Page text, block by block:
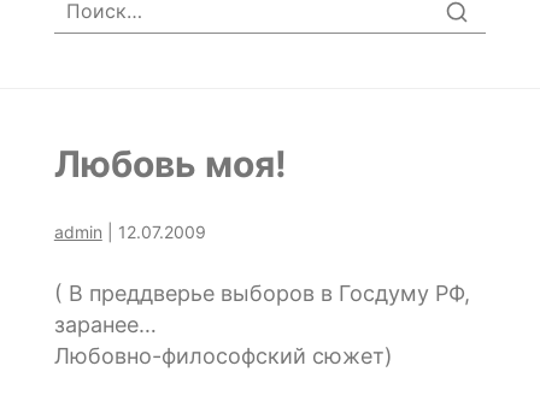
Любовь моя!
admin 12.07.2009
( В преддверье выборов в Госдуму РФ,
заранее…
Любовно-философский сюжет)